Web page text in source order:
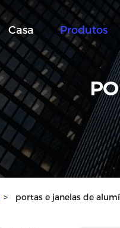
Casa Produtos
> portas e janelas de